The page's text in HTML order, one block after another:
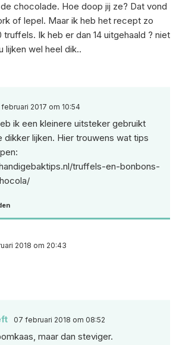
chocolade. Hoe doop jij ze? Dat vond
of lepel. Maar ik heb het recept zo
Ik heb er dan 14 uitgehaald ? niet
lijken wel heel dik..
februari 2017 om 10:54
ik een kleinere uitsteker gebruikt
dikker lijken. Hier trouwens wat tips
truffels-en-bonbons-
2018 om 20:43
07 februari 2018 om 08:52
maar dan steviger.